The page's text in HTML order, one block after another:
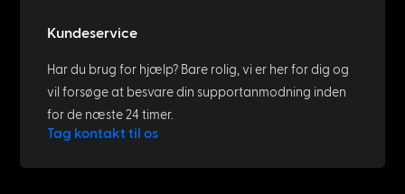
Kundeservice
Har du brug for hjælp? Bare rolig, vi er her for dig og
vil forsøge at besvare din supportanmodning inden
for de næste 24 timer.
Tag kontakt til os